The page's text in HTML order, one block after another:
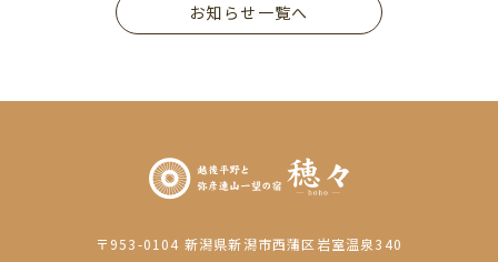
お知らせ一覧へ
〒953-0104 新潟県新潟市西蒲区岩室温泉340